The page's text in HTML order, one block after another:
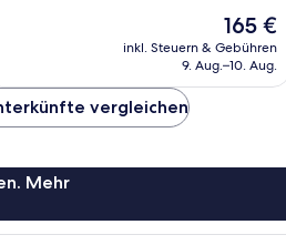
Der
Preis
beträgt
165 €
inkl. Steuern & Gebühren
9. Aug.–10. Aug.
vergleichen
Mehr